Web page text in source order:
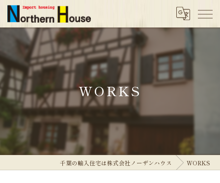
WORKS
千葉の輸入住宅は株式会社ノーザンハウス WORKS